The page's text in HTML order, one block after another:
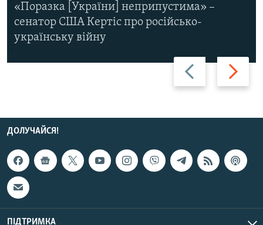
Назад Вперед
«Поразка [України] неприпустима» –
сенатор США Кертіс про російсько-
українську війну
ДОЛУЧАЙСЯ!
ПІДТРИМКА